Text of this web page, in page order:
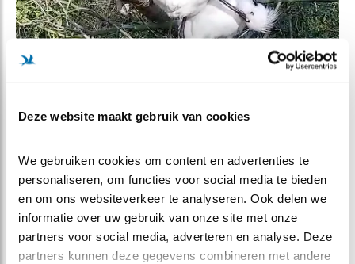
Deze website maakt gebruik van cookies
We gebruiken cookies om content en advertenties te
personaliseren, om functies voor social media te bieden
en om ons websiteverkeer te analyseren. Ook delen we
informatie over uw gebruik van onze site met onze
partners voor social media, adverteren en analyse. Deze
partners kunnen deze gegevens combineren met andere
Vind ik leuk
Bewaar deze blog
MEER OVER
Lepelaar
Alle Beleef de
Lente blogs
DEEL DIT BERICHT